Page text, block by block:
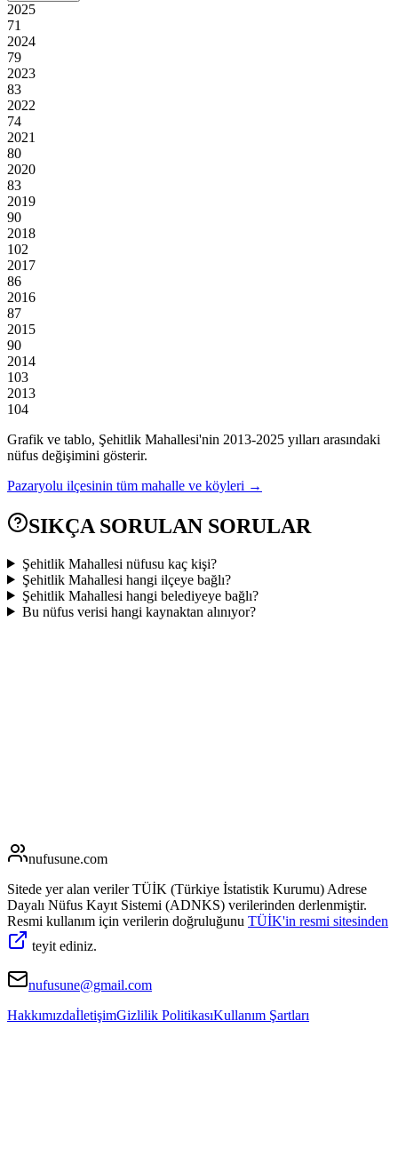
2025
71
2024
79
2023
83
2022
74
2021
80
2020
83
2019
90
2018
102
2017
86
2016
87
2015
90
2014
103
2013
104
Grafik ve tablo, Şehitlik Mahallesi'nin 2013-2025 yılları arasındaki
nüfus değişimini gösterir.
Pazaryolu ilçesinin tüm mahalle ve köyleri →
SIKÇA SORULAN SORULAR
Şehitlik Mahallesi nüfusu kaç kişi?
Şehitlik Mahallesi hangi ilçeye bağlı?
Şehitlik Mahallesi hangi belediyeye bağlı?
Bu nüfus verisi hangi kaynaktan alınıyor?
nufusune.com
Sitede yer alan veriler TÜİK (Türkiye İstatistik Kurumu) Adrese
Dayalı Nüfus Kayıt Sistemi (ADNKS) verilerinden derlenmiştir.
Resmi kullanım için verilerin doğruluğunu TÜİK'in resmi sitesinden
teyit ediniz.
nufusune@gmail.com
HakkımızdaİletişimGizlilik PolitikasıKullanım Şartları